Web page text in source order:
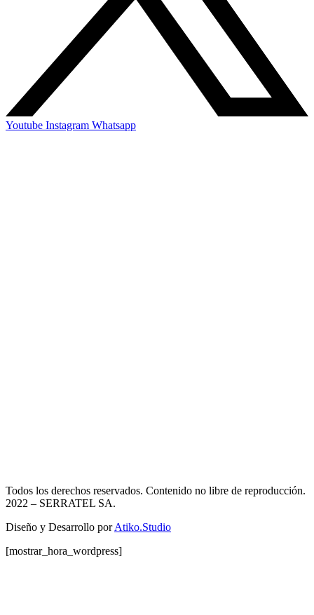
Youtube Instagram Whatsapp
Todos los derechos reservados. Contenido no libre de reproducción.
2022 – SERRATEL SA.
Diseño y Desarrollo porAtiko.Studio
[mostrar_hora_wordpress]